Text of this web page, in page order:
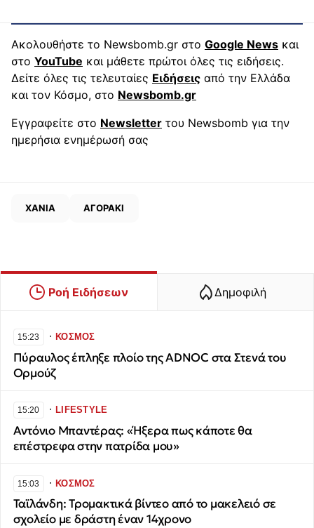
Ακολουθήστε το Newsbomb.gr στο Google News και
στο YouTube και μάθετε πρώτοι όλες τις ειδήσεις.
Δείτε όλες τις τελευταίες Ειδήσεις από την Ελλάδα
και τον Κόσμο, στο Newsbomb.gr
Εγγραφείτε στο Newsletter του Newsbomb για την
ημερήσια ενημέρωσή σας
ΧΑΝΙΑ ΑΓΟΡΑΚΙ
Ροή Ειδήσεων Δημοφιλή
15:23 ∙ΚΟΣΜΟΣ
Πύραυλος έπληξε πλοίο της ADNOC στα Στενά του
Ορμούζ
15:20 ∙LIFESTYLE
Αντόνιο Μπαντέρας: «Ήξερα πως κάποτε θα
επέστρεφα στην πατρίδα μου»
15:03 ∙ΚΟΣΜΟΣ
Ταϊλάνδη: Τρομακτικά βίντεο από το μακελειό σε
σχολείο με δράστη έναν 14χρονο